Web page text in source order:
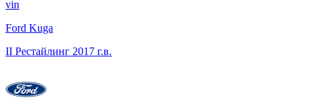
vin
Ford Kuga
II Рестайлинг 2017 г.в.